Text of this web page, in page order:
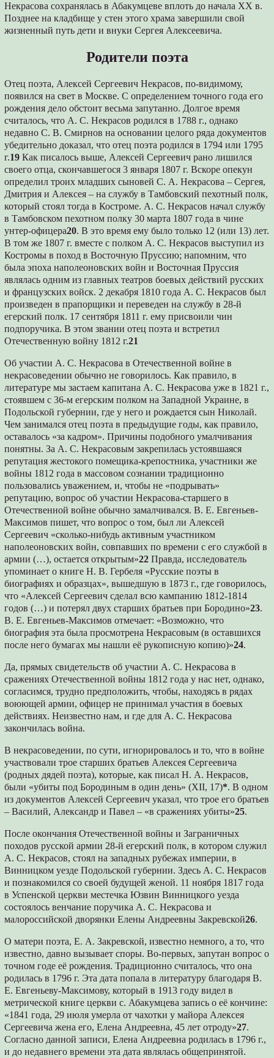
Некрасова сохранялась в Абакумцеве вплоть до начала XX в.
Позднее на кладбище у стен этого храма завершили свой
жизненный путь дети и внуки Сергея Алексеевича.
Родители поэта
Отец поэта, Алексей Сергеевич Некрасов, по-видимому,
появился на свет в Москве. С определением точного года его
рождения дело обстоит весьма запутанно. Долгое время
считалось, что А. С. Некрасов родился в 1788 г., однако
недавно С. В. Смирнов на основании целого ряда документов
убедительно доказал, что отец поэта родился в 1794 или 1795
г.19 Как писалось выше, Алексей Сергеевич рано лишился
своего отца, скончавшегося 3 января 1807 г. Вскоре опекун
определил троих младших сыновей С. А. Некрасова – Сергея,
Дмитрия и Алексея – на службу в Тамбовский пехотный полк,
который стоял тогда в Костроме. А. С. Некрасов начал службу
в Тамбовском пехотном полку 30 марта 1807 года в чине
унтер-офицера20. В это время ему было только 12 (или 13) лет.
В том же 1807 г. вместе с полком А. С. Некрасов выступил из
Костромы в поход в Восточную Пруссию; напомним, что
была эпоха наполеоновских войн и Восточная Пруссия
являлась одним из главных театров боевых действий русских
и французских войск. 2 декабря 1810 года А. С. Некрасов был
произведен в прапорщики и переведен на службу в 28-й
егерский полк. 17 сентября 1811 г. ему присвоили чин
подпоручика. В этом звании отец поэта и встретил
Отечественную войну 1812 г.21
Об участии А. С. Некрасова в Отечественной войне в
некрасоведении обычно не говорилось. Как правило, в
литературе мы застаем капитана А. С. Некрасова уже в 1821 г.,
стоявшем с 36-м егерским полком на Западной Украине, в
Подольской губернии, где у него и рождается сын Николай.
Чем занимался отец поэта в предыдущие годы, как правило,
оставалось «за кадром». Причины подобного умалчивания
понятны. За А. С. Некрасовым закрепилась устоявшаяся
репутация жестокого помещика-крепостника, участники же
войны 1812 года в массовом сознании традиционно
пользовались уважением, и, чтобы не «подрывать»
репутацию, вопрос об участии Некрасова-старшего в
Отечественной войне обычно замалчивался. В. Е. Евгеньев-
Максимов пишет, что вопрос о том, был ли Алексей
Сергеевич «сколько-нибудь активным участником
наполеоновских войн, совпавших по времени с его службой в
армии (…), остается открытым»22 Правда, исследователь
упоминает о книге Н. В. Гербеля «Русские поэты в
биографиях и образцах», вышедшую в 1873 г., где говорилось,
что «Алексей Сергеевич сделал всю кампанию 1812-1814
годов (…) и потерял двух старших братьев при Бородино»23.
В. Е. Евгеньев-Максимов отмечает: «Возможно, что
биография эта была просмотрена Некрасовым (в оставшихся
после него бумагах мы нашли её рукописную копию)»24.
Да, прямых свидетельств об участии А. С. Некрасова в
сражениях Отечественной войны 1812 года у нас нет, однако,
согласимся, трудно предположить, чтобы, находясь в рядах
воюющей армии, офицер не принимал участия в боевых
действиях. Неизвестно нам, и где для А. С. Некрасова
закончилась война.
В некрасоведении, по сути, игнорировалось и то, что в войне
участвовали трое старших братьев Алексея Сергеевича
(родных дядей поэта), которые, как писал Н. А. Некрасов,
были «убиты под Бородиным в один день» (XII, 17)*. В одном
из документов Алексей Сергеевич указал, что трое его братьев
– Василий, Александр и Павел – «в сражениях убиты»25.
После окончания Отечественной войны и Заграничных
походов русской армии 28-й егерский полк, в котором служил
А. С. Некрасов, стоял на западных рубежах империи, в
Винницком уезде Подольской губернии. Здесь А. С. Некрасов
и познакомился со своей будущей женой. 11 ноября 1817 года
в Успенской церкви местечка Юзвин Винницкого уезда
состоялось венчание поручика А. С. Некрасова и
малороссийской дворянки Елены Андреевны Закревской26.
О матери поэта, Е. А. Закревской, известно немного, а то, что
известно, давно вызывает споры. Во-первых, запутан вопрос о
точном годе её рождения. Традиционно считалось, что она
родилась в 1796 г. Эта дата попала в литературу благодаря В.
Е. Евгеньеву-Максимову, который в 1913 году видел в
метрической книге церкви с. Абакумцева запись о её кончине:
«1841 года, 29 июля умерла от чахотки у майора Алексея
Сергеевича жена его, Елена Андреевна, 45 лет отроду»27.
Согласно данной записи, Елена Андреевна родилась в 1796 г.,
и до недавнего времени эта дата являлась общепринятой.